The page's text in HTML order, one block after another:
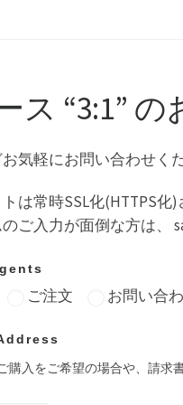
ス “3:1”
気軽にお問い合わせくだ
トは常時SSL化(HTTPS
ご入力が面倒な方は、
ご注文 お問い合
購入をご希望の場合や、請求